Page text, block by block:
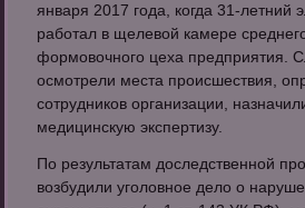
января 2017 года, когда 31-летний
работал в щелевой камере
формовочного цеха предприятия.
осмотрели места происшествия,
сотрудников организации,
медицинскую экспертизу.
По результатам доследственной
возбудили уголовное дело о